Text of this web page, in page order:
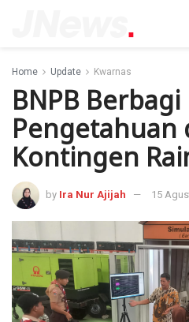
Home Update Kwarnas
BNPB Berbagi
Pengetahuan
Kontingen
by Ira Nur Ajijah 15